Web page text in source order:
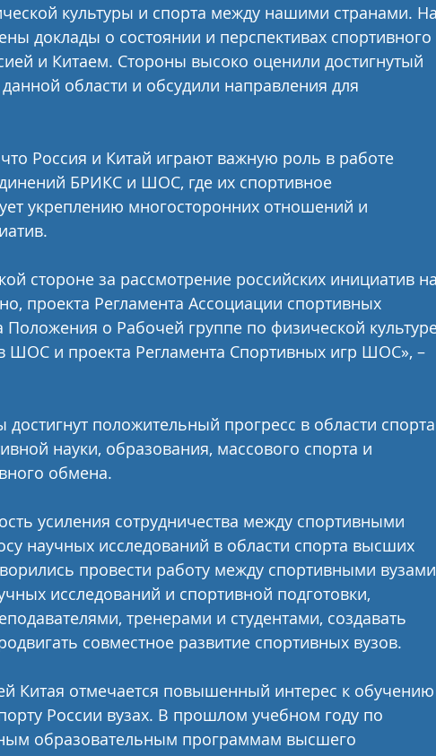
культуры и спорта между нашими странами. На
доклады о состоянии и перспективах спортивного
и Китаем. Стороны высоко оценили достигнутый
области и обсудили направления для
Россия и Китай играют важную роль в работе
БРИКС и ШОС, где их спортивное
укреплению многосторонних отношений и
стороне за рассмотрение российских инициатив на
проекта Регламента Ассоциации спортивных
о Рабочей группе по физической
ШОС и проекта Регламента Спортивных игр ШОС», –
положительный прогресс в области спорта
науки, образования, массового спорта и
обмена.
усиления сотрудничества между спортивными
научных исследований в области спорта высших
провести работу между спортивными вузами
исследований и спортивной подготовки,
тренерами и студентами, создавать
совместное развитие спортивных вузов.
Китая отмечается повышенный интерес к обучению
России вузах. В прошлом учебном году по
образовательным программам высшего